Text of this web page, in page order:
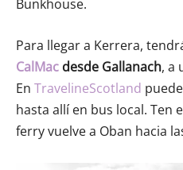
Bunkhouse.
Para llegar a Kerrera,
CalMac desde Gallanach, a
En TravelineScotland
hasta allí en bus local. Ten
ferry vuelve a Oban hacia